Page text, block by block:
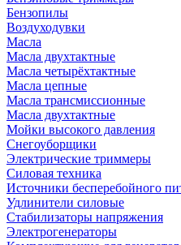
Бензопилы
Воздуходувки
Масла
Масла двухтактные
Масла четырёхтактные
Масла цепные
Масла трансмиссионные
Масла двухтактные
Мойки высокого давления
Снегоуборщики
Электрические триммеры
Силовая техника
Источники бесперебойного
Удлинители силовые
Стабилизаторы напряжения
Электрогенераторы